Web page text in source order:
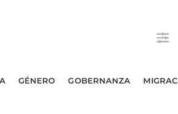
GÉNERO GOBERNANZA